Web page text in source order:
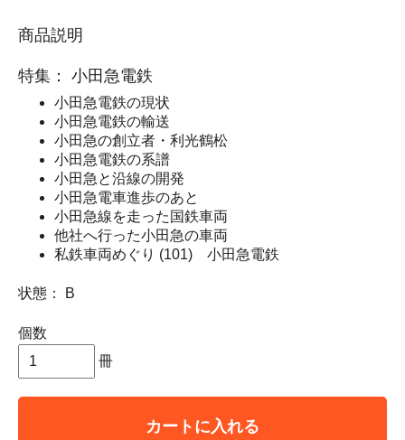
商品説明
特集： 小田急電鉄
小田急電鉄の現状
小田急電鉄の輸送
小田急の創立者・利光鶴松
小田急電鉄の系譜
小田急と沿線の開発
小田急電車進歩のあと
小田急線を走った国鉄車両
他社へ行った小田急の車両
私鉄車両めぐり (101) 小田急電鉄
状態： B
個数
冊
カートに入れる